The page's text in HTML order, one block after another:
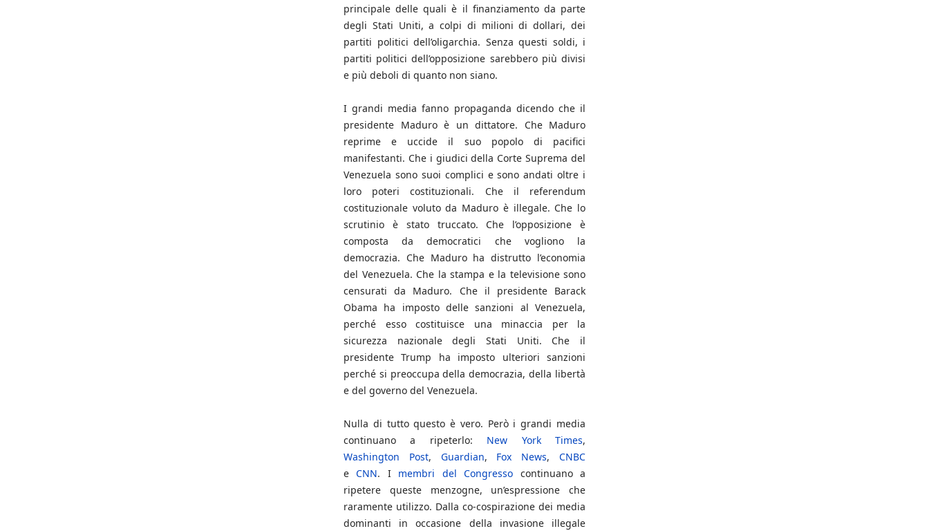
principale delle quali è il finanziamento da parte
degli Stati Uniti, a colpi di milioni di dollari, dei
partiti politici dell’oligarchia. Senza questi soldi, i
partiti politici dell’opposizione sarebbero più divisi
e più deboli di quanto non siano.
I grandi media fanno propaganda dicendo che il
presidente Maduro è un dittatore. Che Maduro
reprime e uccide il suo popolo di pacifici
manifestanti. Che i giudici della Corte Suprema del
Venezuela sono suoi complici e sono andati oltre i
loro poteri costituzionali. Che il referendum
costituzionale voluto da Maduro è illegale. Che lo
scrutinio è stato truccato. Che l’opposizione è
composta da democratici che vogliono la
democrazia. Che Maduro ha distrutto l’economia
del Venezuela. Che la stampa e la televisione sono
censurati da Maduro. Che il presidente Barack
Obama ha imposto delle sanzioni al Venezuela,
perché esso costituisce una minaccia per la
sicurezza nazionale degli Stati Uniti. Che il
presidente Trump ha imposto ulteriori sanzioni
perché si preoccupa della democrazia, della libertà
e del governo del Venezuela.
Nulla di tutto questo è vero. Però i grandi media
continuano a ripeterlo: New York Times,
Washington Post, Guardian, Fox News,CNBC
eCNN. I membri del Congresso continuano a
ripetere queste menzogne, un’espressione che
raramente utilizzo. Dalla co-cospirazione dei media
dominanti in occasione della invasione illegale